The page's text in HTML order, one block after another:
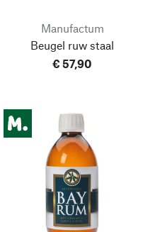
Manufactum
Beugel ruw staal
€ 57,90